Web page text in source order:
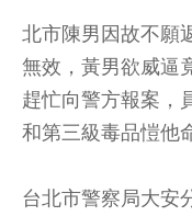
北市陳男因故不願
無效，黃男欲威逼
趕忙向警方報案，
和第三級毒品愷他
台北市警察局大安